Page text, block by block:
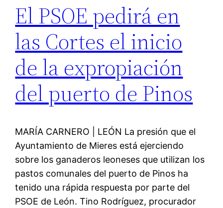
El PSOE pedirá en
las Cortes el inicio
de la expropiación
del puerto de Pinos
MARÍA CARNERO | LEÓN La presión que el
Ayuntamiento de Mieres está ejerciendo
sobre los ganaderos leoneses que utilizan los
pastos comunales del puerto de Pinos ha
tenido una rápida respuesta por parte del
PSOE de León. Tino Rodríguez, procurador